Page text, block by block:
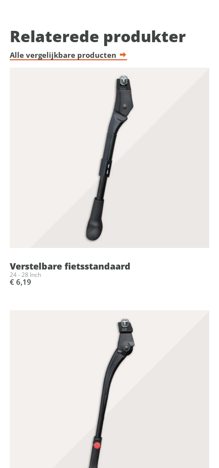
Relaterede produkter
Alle vergelijkbare producten
Verstelbare fietsstandaard
24 - 28 Inch
€ 6,19